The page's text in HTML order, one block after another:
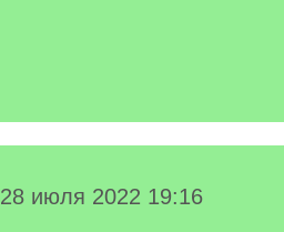
28 июля 2022 19:16